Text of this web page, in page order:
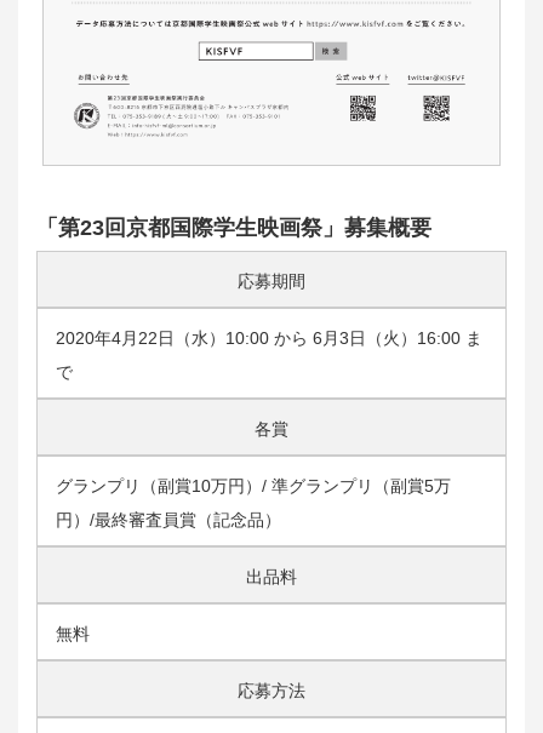
「第23回京都国際学生映画祭」募集概要
応募期間
2020年4月22日（水）10:00 から 6月3日（火）16:00 ま
で
各賞
グランプリ（副賞10万円）/ 準グランプリ（副賞5万
円）/最終審査員賞（記念品）
出品料
無料
応募方法